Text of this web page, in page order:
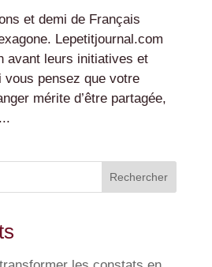
et demi de Français
Lepetitjournal.com
avant leurs initiatives et
vous pensez que votre
mérite d’être partagée,
Rechercher